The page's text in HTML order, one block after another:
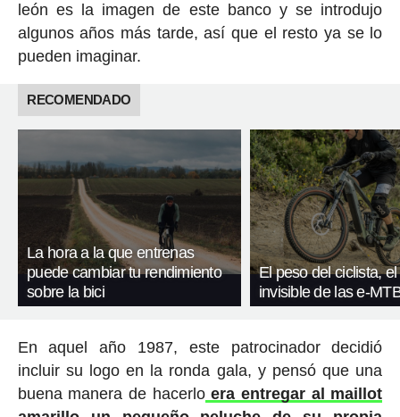
león es la imagen de este banco y se introdujo
algunos años más tarde, así que el resto ya se lo
pueden imaginar.
RECOMENDADO
La hora a la que entrenas
puede cambiar tu rendimiento
sobre la bici
El peso del ciclista,
invisible de las e-
En aquel año 1987, este patrocinador decidió
incluir su logo en la ronda gala, y pensó que una
buena manera de hacerloera entregar al maillot